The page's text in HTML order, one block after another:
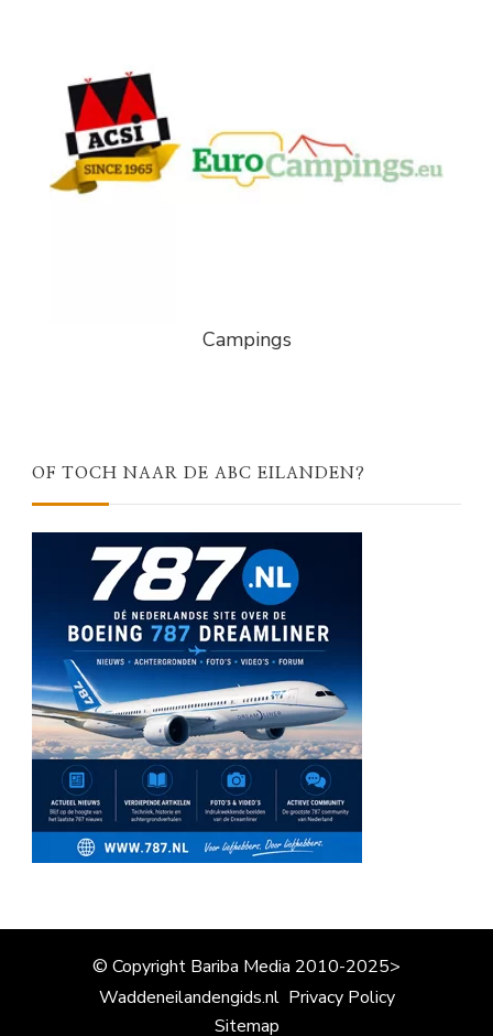
Campings
OF TOCH NAAR DE ABC EILANDEN?
© Copyright Bariba Media 2010-2025>
Waddeneilandengids.nl Privacy Policy
Sitemap